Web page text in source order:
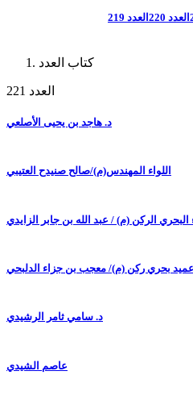
العدد 220 العدد 219
كتاب العدد
العدد 221
د. هاجد بن يحيى الأصلعي
اللواء المهندس(م)/صالح صنيدح العتيبي
البحري الركن (م) / عبد الله بن جابر الزايدي
عميد بحري ركن (م)/ معجب بن جزاء الدلبحي
د. سامي ثامر الرشيدي
عاصم الشيدي